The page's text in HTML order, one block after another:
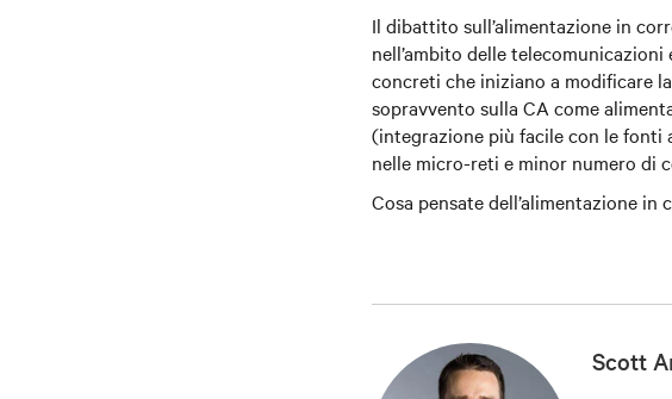
Il dibattito sull’alimentazione in
nell’ambito delle
concreti che iniziano a modificare
sopravvento sulla CA come
(integrazione più facile con le fonti
nelle micro-reti e minor numero di
Cosa pensate dell’alimentazione
Scott